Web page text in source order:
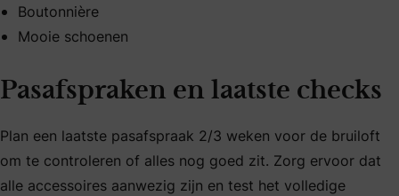
Boutonnière
Mooie schoenen
Pasafspraken en laatste checks
Plan een laatste pasafspraak 2/3 weken voor de bruiloft
om te controleren of alles nog goed zit. Zorg ervoor dat
alle accessoires aanwezig zijn en test het volledige